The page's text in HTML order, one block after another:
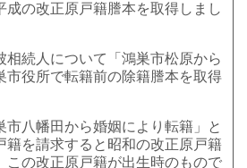
成の改正原戸籍謄本を取得しまし
続人について「鴻巣市松原から
市役所で転籍前の除籍謄本を取得
八幡田から婚姻により転籍」と
籍を請求すると昭和の改正原戸籍
この改正原戸籍が出生時のもので